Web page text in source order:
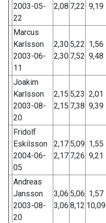
2003-05-
22
2,08 7,22 9,19
Marcus
Karlsson
2003-06-
11
2,30
2,30
5,22
7,52
1,56
9,48
Joakim
Karlsson
2003-08-
20
2,15
2,15
5,23
7,38
2,01
9,39
Fridolf
Eskilsson
2004-06-
05
2,17
2,17
5,09
7,26
1,55
9,21
Andreas
Jansson
2003-08-
20
3,06
3,06
5,06
8,12
1,57
10,09